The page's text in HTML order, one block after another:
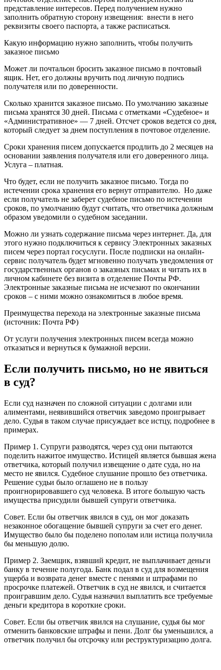
представление интересов. Перед получением нужно
заполнить обратную сторону извещения: внести в него
реквизиты своего паспорта, а также расписаться.
Какую информацию нужно заполнить, чтобы получить
заказное письмо
Может ли почтальон бросить заказное письмо в почтовый
ящик. Нет, его должны вручить под личную подпись
получателя или по доверенности.
Сколько хранится заказное письмо. По умолчанию заказные
письма хранятся 30 дней. Письма с отметками «Судебное» и
«Административное» — 7 дней. Отсчет сроков ведется со дня,
который следует за днем поступления в почтовое отделение.
Сроки хранения писем допускается продлить до 2 месяцев на
основании заявления получателя или его доверенного лица.
Услуга – платная.
Что будет, если не получить заказное письмо. Тогда по
истечении срока хранения его вернут отправителю. Но даже
если получатель не заберет судебное письмо по истечении
сроков, по умолчанию будут считать, что ответчика должным
образом уведомили о судебном заседании.
Можно ли узнать содержание письма через интернет. Да, для
этого нужно подключиться к сервису Электронных заказных
писем через портал госуслуги. После подписки на онлайн-
сервис получатель будет мгновенно получать уведомления от
государственных органов о заказных письмах и читать их в
личном кабинете без визита в отделение Почты РФ.
Электронные заказные письма не исчезают по окончании
сроков – с ними можно ознакомиться в любое время.
Преимущества перехода на электронные заказные письма
(источник: Почта РФ)
От услуги получения электронных писем всегда можно
отказаться и вернуться к бумажной версии.
Если получить письмо, но не явиться
в суд?
Если суд назначен по сложной ситуации с долгами или
алиментами, неявившийся ответчик заведомо проигрывает
дело. Судья в таком случае присуждает все истцу, подробнее в
примерах.
Пример 1. Супруги разводятся, через суд они пытаются
поделить нажитое имущество. Истицей является бывшая жена
ответчика, который получил извещение о дате суда, но на
место не явился. Судебное слушание прошло без ответчика.
Решение судьи было оглашено не в пользу
проигнорировавшего суд человека. В итоге большую часть
имущества присудили бывшей супруги ответчика.
Совет. Если бы ответчик явился в суд, он мог доказать
незаконное обогащение бывшей супруги за счет его денег.
Имущество было бы поделено пополам или истица получила
бы меньшую долю.
Пример 2. Заемщик, взявший кредит, не выплачивает деньги
банку в течение полугода. Банк подал в суд для возмещения
ущерба и возврата денег вместе с пенями и штрафами по
просрочке платежей. Ответчик в суд не явился, и считается
проигравшим дело. Судья назначил выплатить все требуемые
деньги кредитора в короткие сроки.
Совет. Если бы ответчик явился на слушание, судья бы мог
отменить банковские штрафы и пени. Долг бы уменьшился, а
ответчик получил бы отсрочку или реструктуризацию долга.